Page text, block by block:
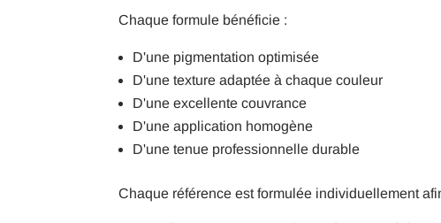
Chaque formule bénéficie :
D'une pigmentation optimisée
D'une texture adaptée à chaque couleur
D'une excellente couvrance
D'une application homogène
D'une tenue professionnelle durable
Chaque référence est formulée individuellement